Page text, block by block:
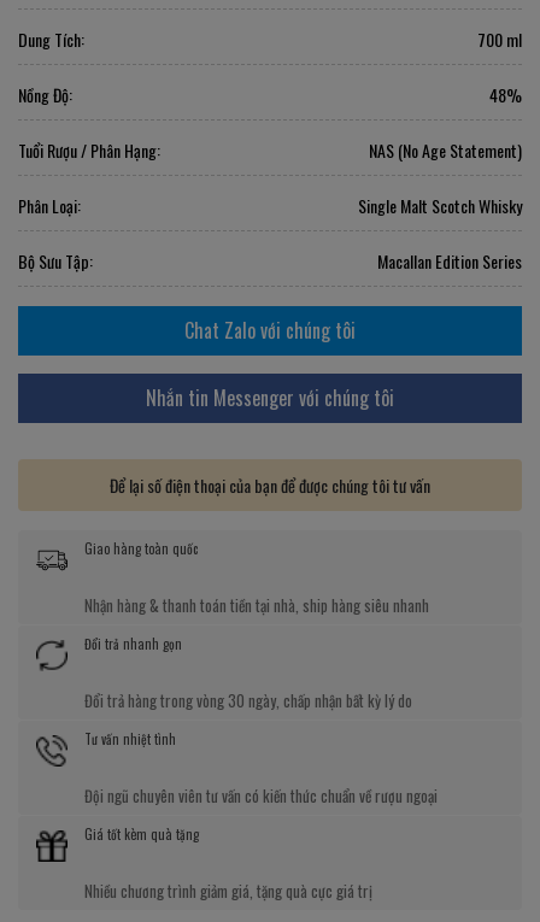
Dung Tích: 700 ml
Nồng Độ: 48%
Tuổi Rượu / Phân Hạng: NAS (No Age Statement)
Phân Loại: Single Malt Scotch Whisky
Bộ Sưu Tập: Macallan Edition Series
Chat Zalo với chúng tôi
Nhắn tin Messenger với chúng tôi
Để lại số điện thoại của bạn để được chúng tôi tư vấn
Giao hàng toàn quốc
Nhận hàng & thanh toán tiền tại nhà, ship hàng siêu nhanh
Đổi trả nhanh gọn
Đổi trả hàng trong vòng 30 ngày, chấp nhận bất kỳ lý do
Tư vấn nhiệt tình
Đội ngũ chuyên viên tư vấn có kiến thức chuẩn về rượu ngoại
Giá tốt kèm quà tặng
Nhiều chương trình giảm giá, tặng quà cực giá trị